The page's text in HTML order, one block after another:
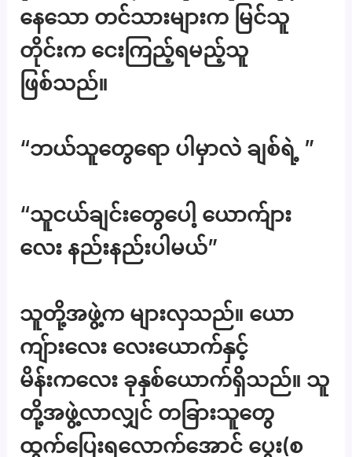
နေသော တင်သားများက မြင်သူ
တိုင်းက ငေးကြည့်ရမည့်သူ
ဖြစ်သည်။
“ဘယ်သူတွေရော ပါမှာလဲ ချစ်ရဲ့ ”
“သူငယ်ချင်းတွေပေါ့ ယောက်ျား
လေး နည်းနည်းပါမယ်”
သူတို့အဖွဲ့က များလှသည်။ ယော
ကျ်ားလေး လေးယောက်နှင့်
မိန်းကလေး ခုနှစ်ယောက်ရှိသည်။ သူ
တို့အဖွဲ့လာလျှင် တခြားသူတွေ
ထွက်ပြေးရလောက်အောင် ပွေး(စ